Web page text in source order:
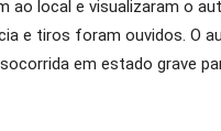
ao local e visualizaram o
e tiros foram ouvidos. O
em estado grave